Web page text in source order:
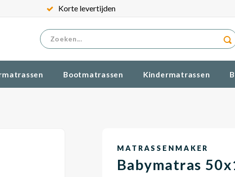
Korte levertijden
Bootmatrassen Kindermatrassen
MATRASSENMAKER
Babymatras